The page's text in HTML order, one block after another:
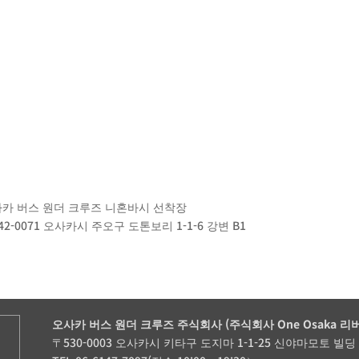
카 버스 원더 크루즈 니혼바시 선착장
0071 오사카시 주오구 도톤보리 1-1-6 강변 B1
오사카 버스 원더 크루즈 주식회사 (주식회사 One Osaka 리
〒530-0003 오사카시 키타구 도지마 1-1-25 신야마모토 빌딩